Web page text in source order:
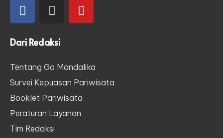
Dari Redaksi
Tentang Go Mandalika
Survei Kepuasan Pariwisata
Booklet Pariwisata
Peraturan Layanan
Tim Redaksi